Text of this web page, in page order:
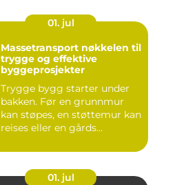
01. jul
Massetransport nøkkelen til
trygge og effektive
byggeprosjekter
Trygge bygg starter under
bakken. Før en grunnmur
kan støpes, en støttemur kan
reises eller en gårds...
01. jul